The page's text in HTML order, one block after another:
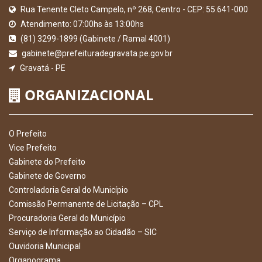
Rua Tenente Cleto Campelo, nº 268, Centro - CEP: 55.641-000
Atendimento: 07:00hs às 13:00hs
(81) 3299-1899 (Gabinete / Ramal 4001)
gabinete@prefeituradegravata.pe.gov.br
Gravatá - PE
ORGANIZACIONAL
O Prefeito
Vice Prefeito
Gabinete do Prefeito
Gabinete de Governo
Controladoria Geral do Município
Comissão Permanente de Licitação – CPL
Procuradoria Geral do Município
Serviço de Informação ao Cidadão – SIC
Ouvidoria Municipal